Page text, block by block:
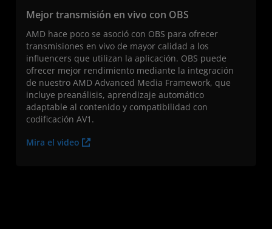
Mejor transmisión en vivo con OBS
AMD hace poco se asoció con OBS para ofrecer
transmisiones en vivo de mayor calidad a los
influencers que utilizan la aplicación. OBS puede
ofrecer mejor rendimiento mediante la integración
de nuestro AMD Advanced Media Framework, que
incluye preanálisis, aprendizaje automático
adaptable al contenido y compatibilidad con
codificación AV1.
Mira el video